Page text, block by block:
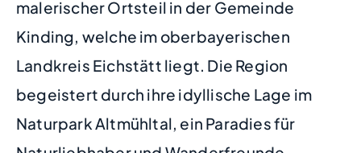
malerischer Ortsteil in der Gemeinde
Kinding, welche im oberbayerischen
Landkreis Eichstätt liegt. Die Region
begeistert durch ihre idyllische Lage im
Naturpark Altmühltal, ein Paradies für